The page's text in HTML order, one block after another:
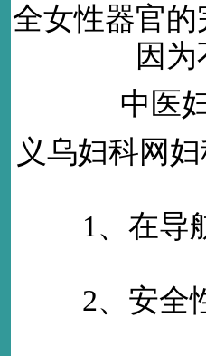
全女性器官
因
中医
义乌妇科网
1、在导航
2、安全性